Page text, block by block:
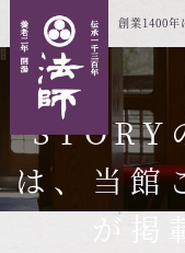
創業1400
STORY
は、当館
が掲